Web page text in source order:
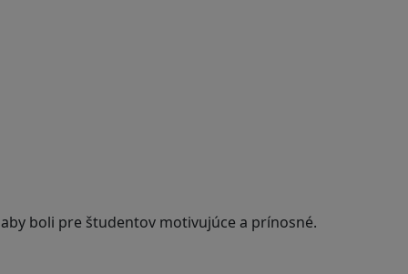
boli pre študentov motivujúce a prínosné.